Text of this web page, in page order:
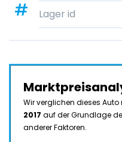
Lager id
Wir verglichen dieses
2017 auf der Grundlage
anderer Faktoren.